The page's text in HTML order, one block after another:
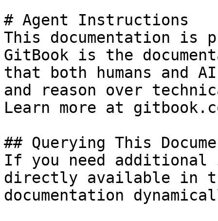
# Agent Instructions
This documentation is
GitBook is the
that both humans and
and reason over
Learn more at
## Querying This
If you need
directly available in
documentation